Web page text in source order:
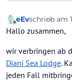
Offline
eEvschrieb am
zuletzt
Hallo zusammen,
wir verbringen ab
Diani Sea Lodge.
jeden Fall